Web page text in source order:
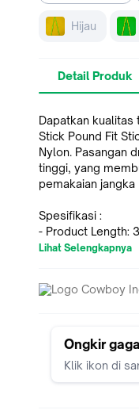
Hijau
Detail Produk
Dapatkan kualitas
Stick Pound Fit
Nylon. Pasangan
tinggi, yang
pemakaian jangka
Spesifikasi :
- Product Length:
- Package Weight:
- Package
- Cocok untuk
- Tahan Lama dan
Lihat Selengkapnya
Ongkir
Klik ikon di